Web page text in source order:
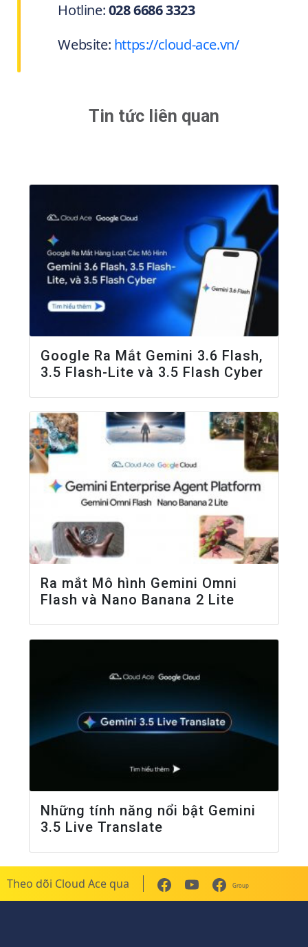
Hotline:028 6686 3323
Website: https://cloud-ace.vn/
Tin tức liên quan
Google Ra Mắt Gemini 3.6 Flash,
3.5 Flash-Lite và 3.5 Flash Cyber
Ra mắt Mô hình Gemini Omni
Flash và Nano Banana 2 Lite
Những tính năng nổi bật Gemini
3.5 Live Translate
Theo dõi Cloud Ace qua Group